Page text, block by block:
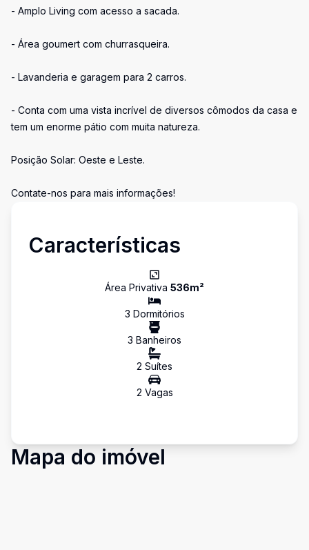
- Amplo Living com acesso a sacada.
- Área goumert com churrasqueira.
- Lavanderia e garagem para 2 carros.
- Conta com uma vista incrível de diversos cômodos da casa e
tem um enorme pátio com muita natureza.
Posição Solar: Oeste e Leste.
Contate-nos para mais informações!
Características
Área Privativa 536m²
3 Dormitórios
3 Banheiros
2 Suítes
2 Vagas
Mapa do imóvel